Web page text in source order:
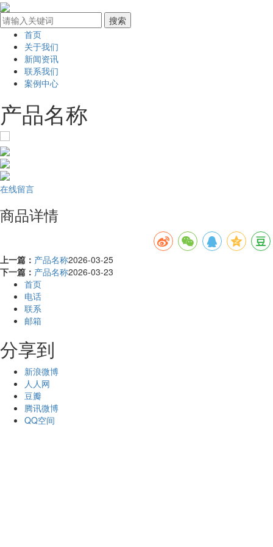
首页
关于我们
新闻资讯
联系我们
案例中心
产品名称
在线留言
商品详情
上一篇： 产品名称2026-03-25
下一篇： 产品名称2026-03-23
首页
电话
联系
邮箱
分享到
新浪微博
人人网
豆瓣
腾讯微博
QQ空间